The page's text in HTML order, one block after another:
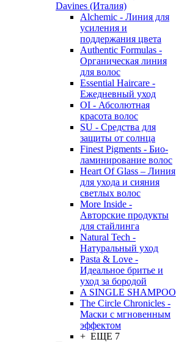
Davines (Италия)
Alchemic - Линия для
усиления и
поддержания цвета
Authentic Formulas -
Органическая линия
для волос
Essential Haircare -
Eжедневный уход
OI - Абсолютная
красота волос
SU - Средства для
защиты от солнца
Finest Pigments - Био-
ламинирование волос
Heart Of Glass – Линия
для ухода и сияния
светлых волос
More Inside -
Авторские продукты
для стайлинга
Natural Tech -
Натуральный уход
Pasta & Love -
Идеальное бритье и
уход за бородой
A SINGLE SHAMPOO
The Circle Chronicles -
Маски с мгновенным
эффектом
+ ЕЩЕ 7